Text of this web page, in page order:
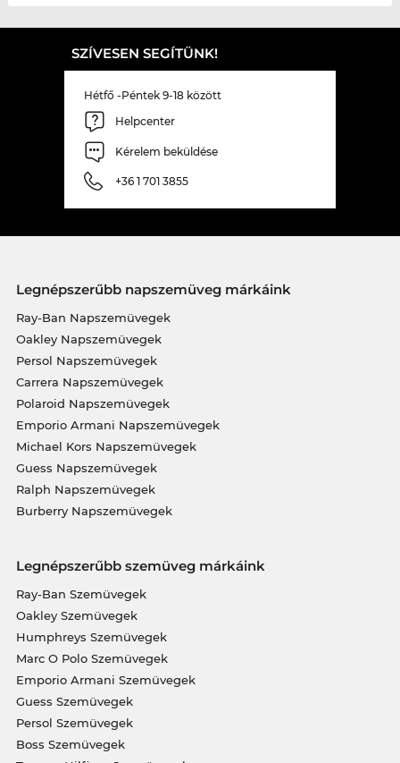
SZÍVESEN SEGÍTÜNK!
Hétfő -Péntek 9-18 között
Helpcenter
Kérelem beküldése
+36 1 701 3855
Legnépszerűbb napszemüveg márkáink
Ray-Ban Napszemüvegek
Oakley Napszemüvegek
Persol Napszemüvegek
Carrera Napszemüvegek
Polaroid Napszemüvegek
Emporio Armani Napszemüvegek
Michael Kors Napszemüvegek
Guess Napszemüvegek
Ralph Napszemüvegek
Burberry Napszemüvegek
Legnépszerűbb szemüveg márkáink
Ray-Ban Szemüvegek
Oakley Szemüvegek
Humphreys Szemüvegek
Marc O Polo Szemüvegek
Emporio Armani Szemüvegek
Guess Szemüvegek
Persol Szemüvegek
Boss Szemüvegek